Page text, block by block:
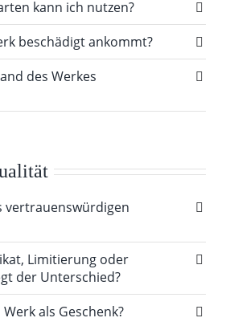
kann ich nutzen?
beschädigt ankommt?
des Werkes
vertrauenswürdigen
Limitierung oder
der Unterschied?
als Geschenk?